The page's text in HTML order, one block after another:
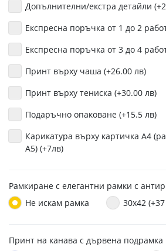
Допълнителни/екстра детайли
Експресна поръчка от 1 до 2
Експресна поръчка от 3 до 4
Принт върху чаша (+26.00 лв)
Принт върху тениска (+30.00 лв)
Подаръчно опаковане (+15.5 лв)
Карикатура върху картичка А4
A5) (+7лв)
Рамкиране с елегантни рамки с
Не искам рамка
30x42
Принт на канава с дървена подрамка